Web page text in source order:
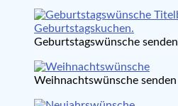
Geburtstagswünsche senden
Weihnachtswünsche senden